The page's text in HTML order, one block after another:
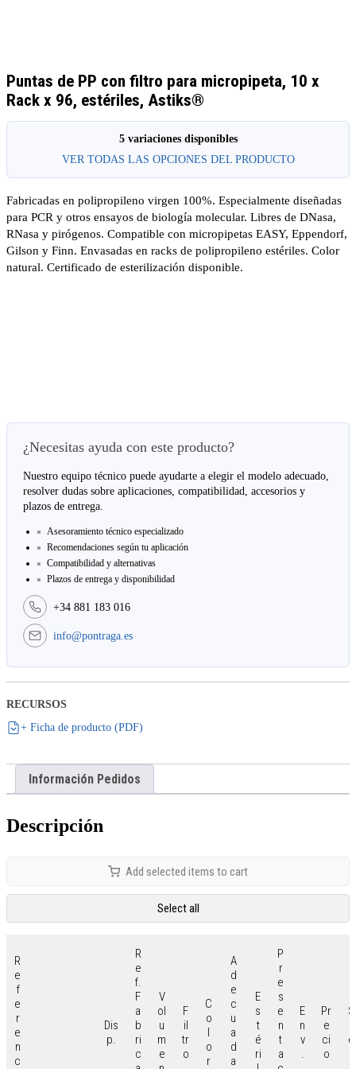
Puntas de PP con filtro para micropipeta, 10 x
Rack x 96, estériles, Astiks®
5 variaciones disponibles
VER TODAS LAS OPCIONES DEL PRODUCTO
Fabricadas en polipropileno virgen 100%. Especialmente diseñadas
para PCR y otros ensayos de biología molecular. Libres de DNasa,
RNasa y pirógenos. Compatible con micropipetas EASY, Eppendorf,
Gilson y Finn. Envasadas en racks de polipropileno estériles. Color
natural. Certificado de esterilización disponible.
¿Necesitas ayuda con este producto?
Nuestro equipo técnico puede ayudarte a elegir el modelo adecuado,
resolver dudas sobre aplicaciones, compatibilidad, accesorios y
plazos de entrega.
Asesoramiento técnico especializado
Recomendaciones según tu aplicación
Compatibilidad y alternativas
Plazos de entrega y disponibilidad
+34 881 183 016
info@pontraga.es
RECURSOS
+ Ficha de producto (PDF)
Información Pedidos
Descripción
Add selected items to cart
Select all
R
e
f
e
r
e
n
c
Dis
p.
R
e
f.
F
a
b
ri
c
V
ol
u
m
e
F
il
tr
o
C
o
l
o
r
A
d
e
c
u
a
d
a
E
s
t
é
ri
P
r
e
s
e
n
t
a
E
n
v
.
Pr
e
ci
o